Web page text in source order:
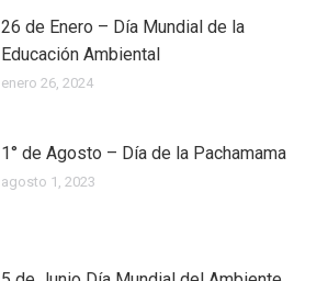
26 de Enero – Día Mundial de la
Educación Ambiental
enero 26, 2024
1° de Agosto – Día de la Pachamama
agosto 1, 2023